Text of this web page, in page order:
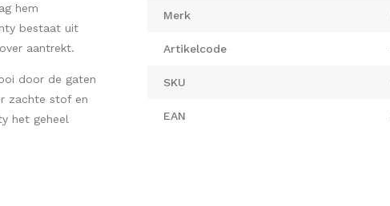
hem
bestaat uit
aantrekt.
door de gaten
zachte stof en
het geheel
Merk
Artikelcode
SKU
EAN